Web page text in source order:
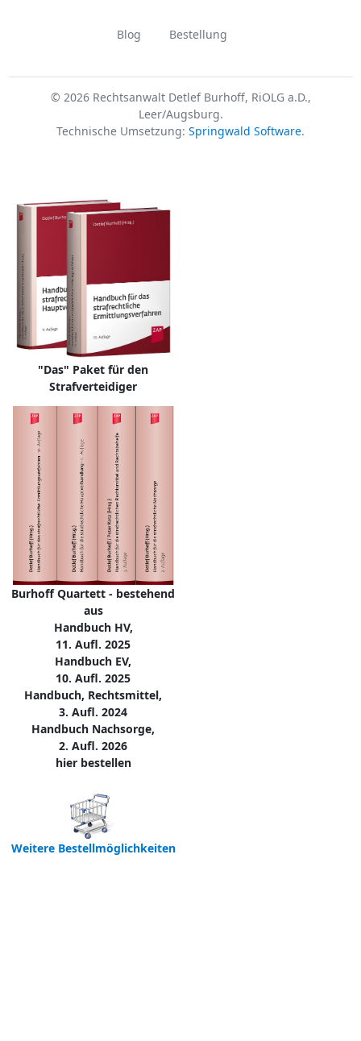
Blog Bestellung
© 2026 Rechtsanwalt Detlef Burhoff, RiOLG a.D.,
Leer/Augsburg.
Technische Umsetzung: Springwald Software.
"Das" Paket für den
Strafverteidiger
Burhoff Quartett - bestehend
aus
Handbuch HV,
11. Aufl. 2025
Handbuch EV,
10. Aufl. 2025
Handbuch, Rechtsmittel,
3. Aufl. 2024
Handbuch Nachsorge,
2. Aufl. 2026
hier bestellen
Weitere Bestellmöglichkeiten